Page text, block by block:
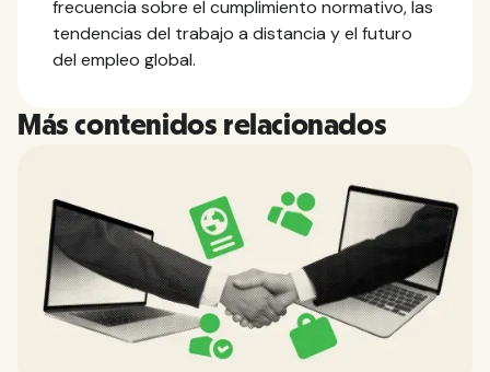
frecuencia sobre el cumplimiento normativo, las
tendencias del trabajo a distancia y el futuro
del empleo global.
Más contenidos relacionados